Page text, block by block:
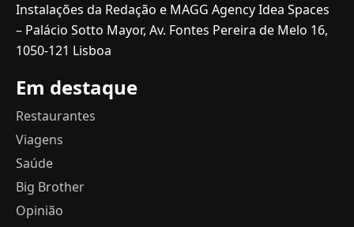
Instalações da Redação e MAGG Agency Idea Spaces
– Palácio Sotto Mayor, Av. Fontes Pereira de Melo 16,
1050-121 Lisboa
Em destaque
Restaurantes
Viagens
Saúde
Big Brother
Opinião